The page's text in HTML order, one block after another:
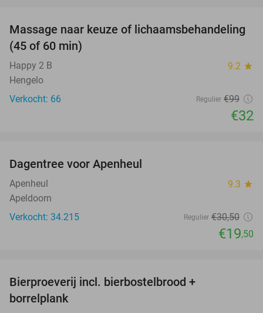
68%
Massage naar keuze of lichaamsbehandeling
(45 of 60 min)
Happy 2 B 9.2 star
Hengelo
Verkocht: 66
Regulier €99
€32
Dagentree voor Apenheul
Apenheul 9.3 star
Apeldoorn
Verkocht: 34.215
Regulier €30,50
€19,50
Bierproeverij incl. bierbostelbrood +
borrelplank